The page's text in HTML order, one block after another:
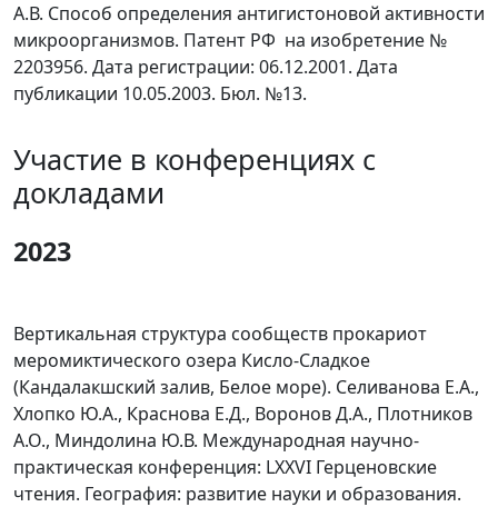
А.В. Способ определения антигистоновой активности
микроорганизмов. Патент РФ на изобретение №
2203956. Дата регистрации: 06.12.2001. Дата
публикации 10.05.2003. Бюл. №13.
Участие в конференциях с
докладами
2023
Вертикальная структура сообществ прокариот
меромиктического озера Кисло-Сладкое
(Кандалакшский залив, Белое море). Селиванова Е.А.,
Хлопко Ю.А., Краснова Е.Д., Воронов Д.А., Плотников
А.О., Миндолина Ю.В. Международная научно-
практическая конференция: LXXVI Герценовские
чтения. География: развитие науки и образования.